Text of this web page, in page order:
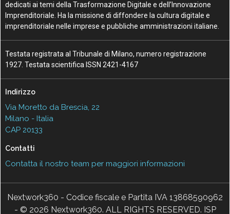
dedicati ai temi della Trasformazione Digitale e dell’Innovazione
Imprenditoriale. Ha la missione di diffondere la cultura digitale e
imprenditoriale nelle imprese e pubbliche amministrazioni italiane.
Testata registrata al Tribunale di Milano, numero registrazione
1927. Testata scientifica ISSN 2421-4167
Indirizzo
Via Moretto da Brescia, 22
Milano - Italia
CAP 20133
Contatti
Contatta il nostro team per maggiori informazioni
Nextwork360 - Codice fiscale e Partita IVA 13868590962
- © 2026 Nextwork360. ALL RIGHTS RESERVED. ISP